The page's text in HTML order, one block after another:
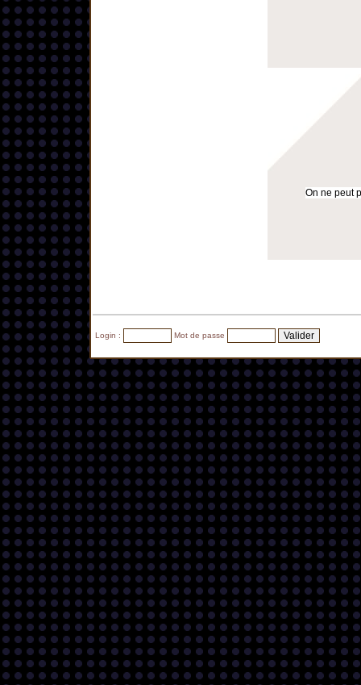
On ne peut
Login : Mot de passe